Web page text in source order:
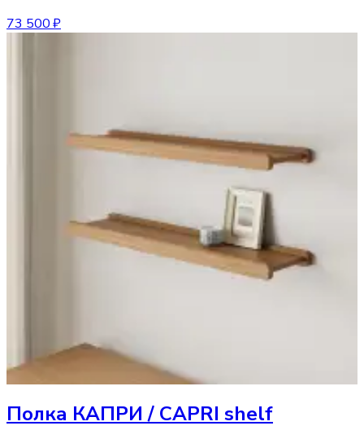
73 500 ₽
Полка КАПРИ / CAPRI shelf